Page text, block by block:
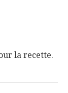
la recette.